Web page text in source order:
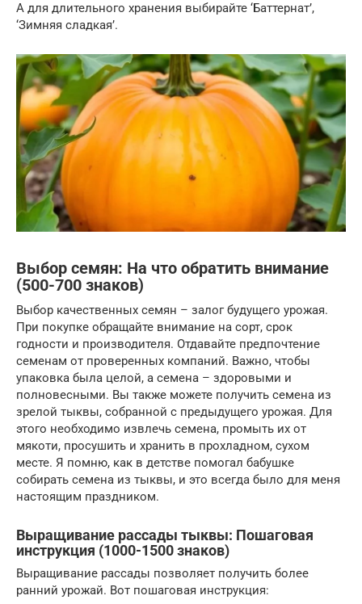
А для длительного хранения выбирайте ‘Баттернат’,
‘Зимняя сладкая’.
Выбор семян: На что обратить внимание
(500-700 знаков)
Выбор качественных семян – залог будущего урожая.
При покупке обращайте внимание на сорт, срок
годности и производителя. Отдавайте предпочтение
семенам от проверенных компаний. Важно, чтобы
упаковка была целой, а семена – здоровыми и
полновесными. Вы также можете получить семена из
зрелой тыквы, собранной с предыдущего урожая. Для
этого необходимо извлечь семена, промыть их от
мякоти, просушить и хранить в прохладном, сухом
месте. Я помню, как в детстве помогал бабушке
собирать семена из тыквы, и это всегда было для меня
настоящим праздником.
Выращивание рассады тыквы: Пошаговая
инструкция (1000-1500 знаков)
Выращивание рассады позволяет получить более
ранний урожай. Вот пошаговая инструкция: